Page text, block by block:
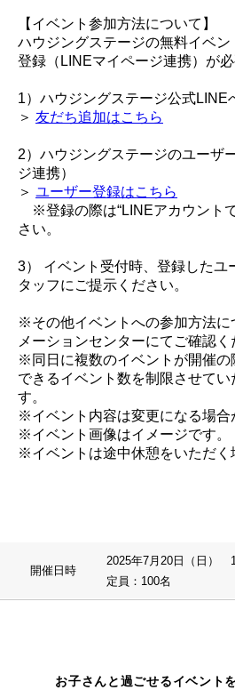
【イベント参加方法について】
ハウジングステージの無料イベ
登録（LINEマイページ連携）が必
1）ハウジングステージ公式LINE
＞ 友だち追加はこちら
2）ハウジングステージのユーザ
ジ連携）
＞ ユーザー登録はこちら
※登録の際は“LINEアカウント
さい。
3） イベント受付時、登録したユ
タッフにご提示ください。
※その他イベントへの参加方法に
メーションセンターにてご確認く
※同日に複数のイベントが開催の
できるイベント数を制限させてい
す。
※イベント内容は変更になる場合
※イベント画像はイメージです。
※イベントは途中休憩をいただく
開催日時
2025年7月20日（日）
定員：100名
お子さんと過ごせるイベント